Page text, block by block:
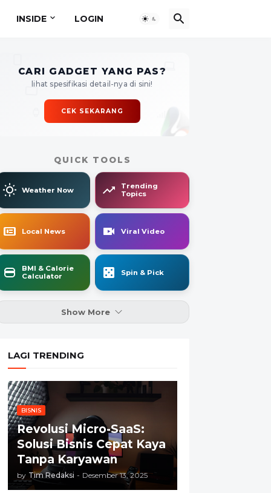
INSIDE LOGIN
CARI GADGET YANG PAS?
lihat spesifikasi detail-nya di sini!
CEK SEKARANG
QUICK TOOLS
Weather Now
Trending
Topics
Local News Viral Video
BMI & Calorie
Calculator
Spin & Pick
Show More
LAGI TRENDING
BISNIS
Revolusi Micro-SaaS:
Solusi Bisnis Cepat Kaya
Tanpa Karyawan
by Tim Redaksi - Desember 13, 2025